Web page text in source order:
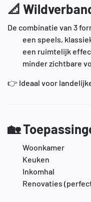
📐
De combinatie van 3
een speels,
een ruimtelijk
minder zichtbare
👉 Ideaal voor
🏡
Woonkamer
Keuken
Inkomhal
Renovaties